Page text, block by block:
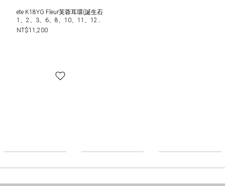
ete K18YG Fleur芙蓉耳環(誕生石
1、2、3、6、8、10、11、12
月)
NT$11,200